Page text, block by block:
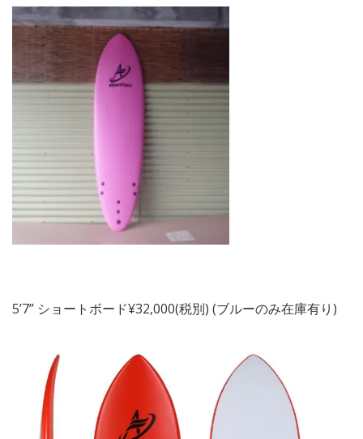
5’7” ショートボード¥32,000(税別) (ブルーのみ在庫有り)